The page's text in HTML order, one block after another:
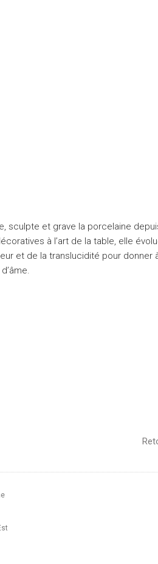
sculpte et grave la porcelaine
à l’art de la table, elle
et de la translucidité pour donner